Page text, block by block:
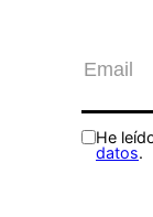
He
datos.